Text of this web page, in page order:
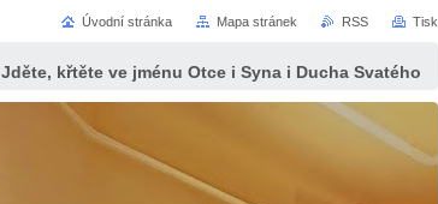
Jděte, křtěte ve jménu Otce i Syna i Ducha Svatého
Úvodní stránka Mapa stránek RSS Tisk